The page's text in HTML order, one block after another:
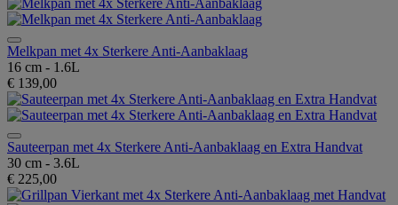
Melkpan met 4x Sterkere Anti-Aanbaklaag
16 cm - 1.6L
€ 139,00
Sauteerpan met 4x Sterkere Anti-Aanbaklaag en Extra Handvat
30 cm - 3.6L
€ 225,00